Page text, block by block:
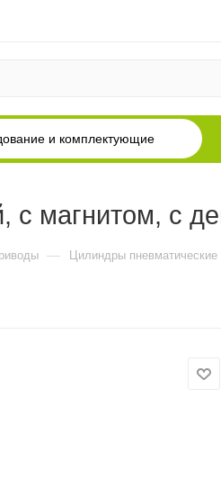
и комплектующие
с магнитом, с
— Цилиндры пневматические